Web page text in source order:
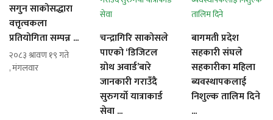
सगुन साकोसद्धारा
वत्तृत्वकला
प्रतियोगिता सम्पन्न ...
२०८३ श्रावण १९ गते
, मंगलवार
चन्द्रागिरि साकोसले
पाएको ‘डिजिटल
ग्रोथ अवार्ड’बारे
जानकारी गराउँदै
सुरुगर्यो यात्राकार्ड
सेवा ...
बागमती प्रदेश
सहकारी संघले
सहकारीका महिला
ब्यवस्थापकलाई
निशुल्क तालिम दिने
...